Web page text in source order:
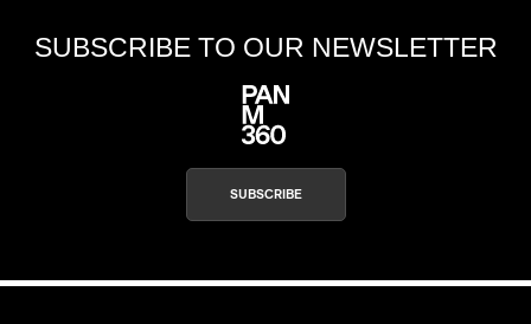
SUBSCRIBE TO OUR NEWSLETTER
SUBSCRIBE